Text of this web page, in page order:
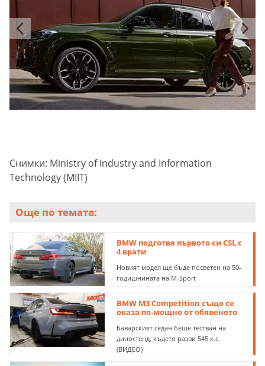
Снимки: Ministry of Industry and Information
Technology (MIIT)
Още по темата:
BMW подготвя първото си CSL с
4 врати
Новият модел ще бъде посветен на 50-
годишнината на М-Sport
BMW M3 Competition също се
оказа по-мощно от обявеното
Баварският седан беше тестван на
диностенд, където разви 545 к.с.
(ВИДЕО)